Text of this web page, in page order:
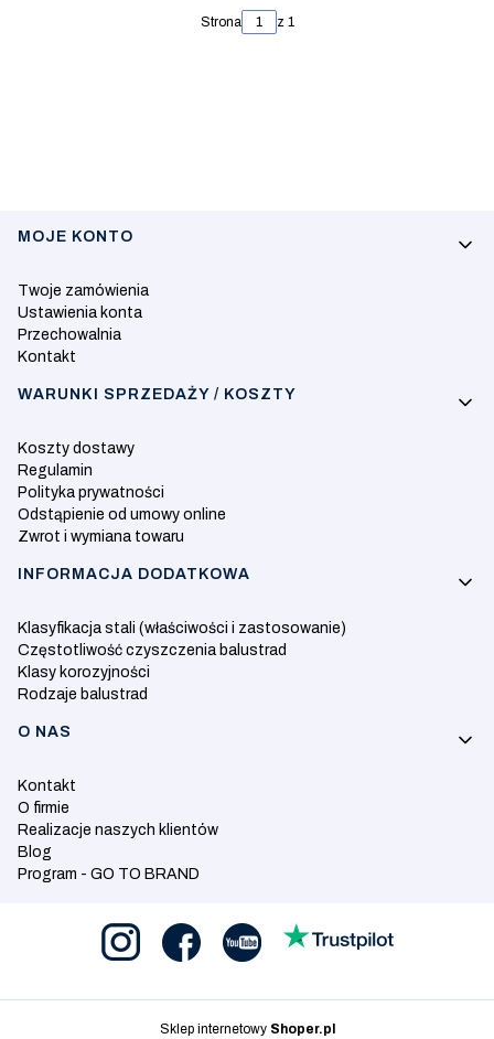
Strona z 1
Linki w stopce
MOJE KONTO
Twoje zamówienia
Ustawienia konta
Przechowalnia
Kontakt
WARUNKI SPRZEDAŻY / KOSZTY
Koszty dostawy
Regulamin
Polityka prywatności
Odstąpienie od umowy online
Zwrot i wymiana towaru
INFORMACJA DODATKOWA
Klasyfikacja stali (właściwości i zastosowanie)
Częstotliwość czyszczenia balustrad
Klasy korozyjności
Rodzaje balustrad
O NAS
Kontakt
O firmie
Realizacje naszych klientów
Blog
Program - GO TO BRAND
Sklep internetowy Shoper.pl